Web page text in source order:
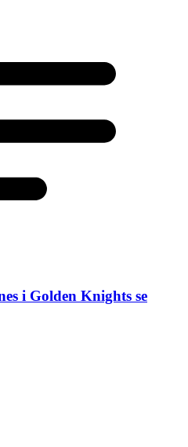
i Golden Knights se